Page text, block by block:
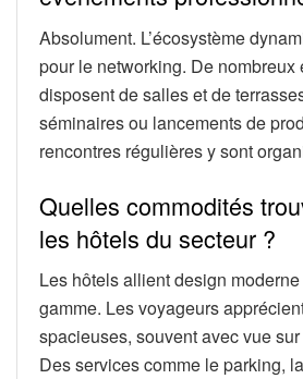
Absolument. L’écosystème
pour le networking. De nombreux
disposent de salles et de
séminaires ou lancements de
rencontres régulières y sont
Quelles commodités
les hôtels du secteur ?
Les hôtels allient design
gamme. Les voyageurs
spacieuses, souvent avec vue
Des services comme le parking,